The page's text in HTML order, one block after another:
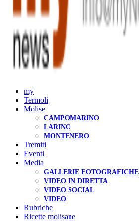
my
Termoli
Molise
CAMPOMARINO
LARINO
MONTENERO
Tremiti
Eventi
Media
GALLERIE FOTOGRAFICHE
VIDEO IN DIRETTA
VIDEO SOCIAL
VIDEO
Rubriche
Ricette molisane